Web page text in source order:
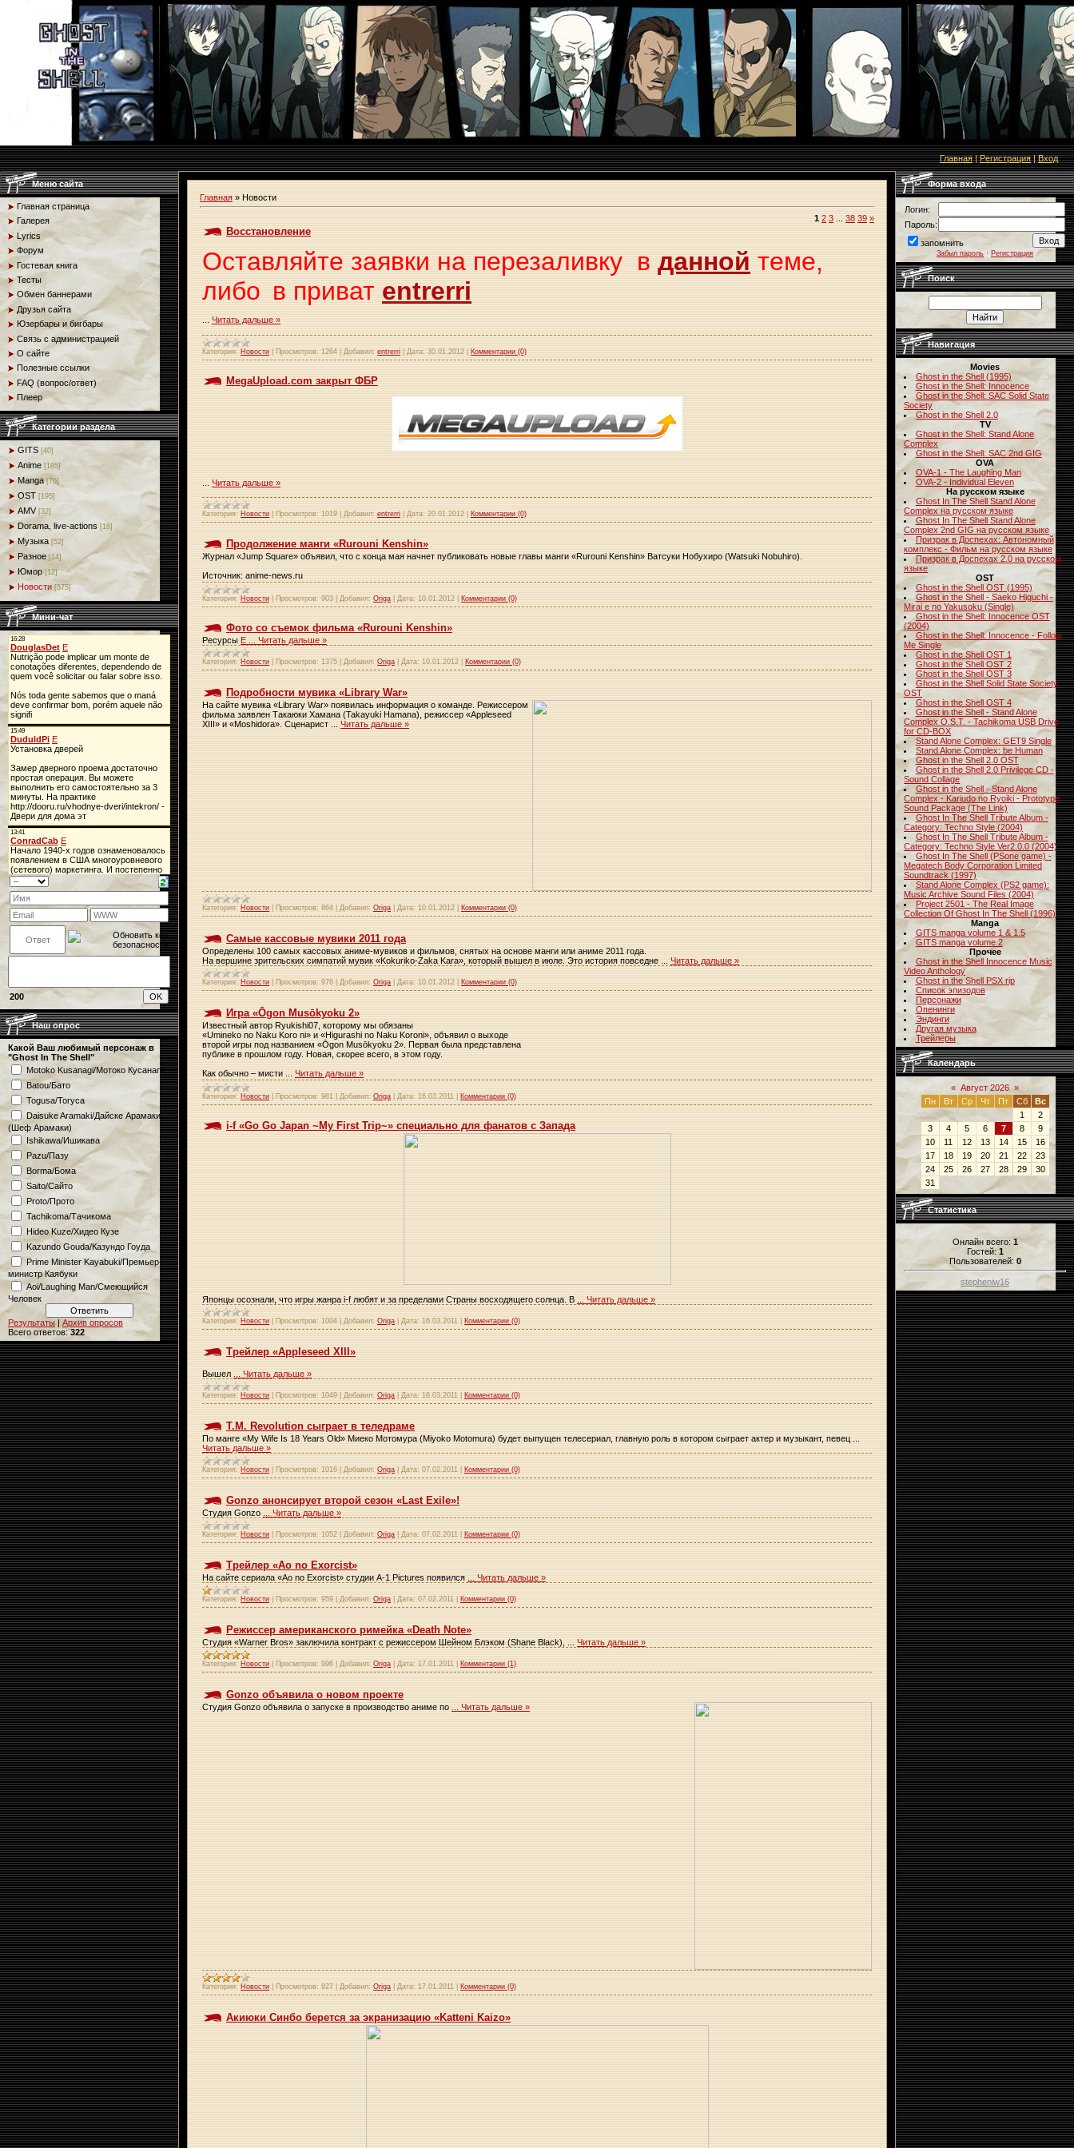
Главная|Регистрация|Вход
Меню сайта
Главная страница
Галерея
Lyrics
Форум
Гостевая книга
Тесты
Обмен баннерами
Друзья сайта
Юзербары и бигбары
Связь с администрацией
О сайте
Полезные ссылки
FAQ (вопрос/ответ)
Плеер
Категории раздела
GITS [40]
Anime [185]
Manga [76]
OST [195]
AMV [32]
Dorama, live-actions [18]
Музыка [52]
Разное [14]
Юмор [12]
Новости [575]
Мини-чат
200
Наш опрос
Какой Ваш любимый персонаж в
"Ghost In The Shell"
Motoko Kusanagi/Мотоко Кусанаги
Batou/Бато
Togusa/Тогуса
Daisuke Aramaki/Дайске Арамаки
(Шеф Арамаки)
Ishikawa/Ишикава
Pazu/Пазу
Borma/Бома
Saito/Сайто
Proto/Прото
Tachikoma/Тачикома
Hideo Kuze/Хидео Кузе
Kazundo Gouda/Казундо Гоуда
Prime Minister Kayabuki/Премьер-
министр Каябуки
Aoi/Laughing Man/Смеющийся
Человек
Результаты
Архив опросов
Всего ответов:322
Главная » Новости
1 2 3 38 39 »
Восстановление
Оставляйте заявки на перезаливку в данной теме,
либо в приват entrerri
Читать дальше »
Категория: Новости Просмотров: 1264 Добавил: entrerri Дата: 30.01.2012 Комментарии (0)
MegaUpload.com закрыт ФБР
Читать дальше »
Категория: Новости Просмотров: 1019 Добавил: entrerri Дата: 20.01.2012 Комментарии (0)
Продолжение манги «Rurouni Kenshin»
Журнал «Jump Square» объявил, что с конца мая начнет публиковать новые главы манги «Rurouni Kenshin» Ватсуки Нобухиро (Watsuki Nobuhiro).
Источник: anime-news.ru
Категория: Новости Просмотров: 903 Добавил: Origa Дата: 10.01.2012 Комментарии (0)
Фото со съемок фильма «Rurouni Kenshin»
Ресурсы E Читать дальше »
Категория: Новости Просмотров: 1375 Добавил: Origa Дата: 10.01.2012 Комментарии (0)
Подробности мувика «Library War»
На сайте мувика «Library War» появилась информация о команде. Режиссером
фильма заявлен Такаюки Хамана (Takayuki Hamana), режиссер «Appleseed
XIII» и «Moshidora». Сценарист
Читать дальше »
Категория: Новости Просмотров: 864 Добавил: Origa Дата: 10.01.2012 Комментарии (0)
Самые кассовые мувики 2011 года
Определены 100 самых кассовых аниме-мувиков и фильмов, снятых на основе манги или аниме 2011 года.
На вершине зрительских симпатий мувик «Kokuriko-Zaka Kara», который вышел в июле. Это история повседне
Читать дальше »
Категория: Новости Просмотров: 976 Добавил: Origa Дата: 10.01.2012 Комментарии (0)
Игра «Ōgon Musōkyoku 2»
Известный автор Ryukishi07, которому мы обязаны
«Umineko no Naku Koro ni» и «Higurashi no Naku Koroni», объявил о выходе
второй игры под названием «Ōgon Musōkyoku 2». Первая была представлена
публике в прошлом году. Новая, скорее всего, в этом году.
Как обычно – мисти
Читать дальше »
Категория: Новости Просмотров: 981 Добавил: Origa Дата: 16.03.2011 Комментарии (0)
i-f «Go Go Japan ~My First Trip~» специально для фанатов с Запада
Японцы осознали, что игры жанра i-f любят и за пределами Страны восходящего солнца. В Читать дальше »
Категория: Новости Просмотров: 1004 Добавил: Origa Дата: 16.03.2011 Комментарии (0)
Трейлер «Appleseed XIII»
Вышел Читать дальше »
Категория: Новости Просмотров: 1049 Добавил: Origa Дата: 16.03.2011 Комментарии (0)
T.M. Revolution сыграет в теледраме
По манге «My Wife Is 18 Years Old» Миеко Мотомура (Miyoko Motomura) будет выпущен телесериал, главную роль в котором сыграет актер и музыкант, певец
Читать дальше »
Категория: Новости Просмотров: 1016 Добавил: Origa Дата: 07.02.2011 Комментарии (0)
Gonzo анонсирует второй сезон «Last Exile»!
Студия Gonzo Читать дальше »
Категория: Новости Просмотров: 1052 Добавил: Origa Дата: 07.02.2011 Комментарии (0)
Трейлер «Ao no Exorcist»
На сайте сериала «Ao no Exorcist» студии A-1 Pictures появился Читать дальше »
Категория: Новости Просмотров: 959 Добавил: Origa Дата: 07.02.2011 Комментарии (0)
Режиссер американского римейка «Death Note»
Студия «Warner Bros» заключила контракт с режиссером Шейном Блэком (Shane Black), Читать дальше »
Категория: Новости Просмотров: 996 Добавил: Origa Дата: 17.01.2011 Комментарии (1)
Gonzo объявила о новом проекте
Студия Gonzo объявила о запуске в производство аниме по Читать дальше »
Категория: Новости Просмотров: 927 Добавил: Origa Дата: 17.01.2011 Комментарии (0)
Акиюки Синбо берется за экранизацию «Katteni Kaizo»
Форма входа
Логин:
Пароль:
запомнить
Забыл пароль · Регистрация
Поиск
Навигация
Movies
Ghost in the Shell (1995)
Ghost in the Shell: Innocence
Ghost in the Shell: SAC Solid State
Society
Ghost in the Shell 2.0
TV
Ghost in the Shell: Stand Alone
Complex
Ghost in the Shell: SAC 2nd GIG
OVA
OVA-1 - The Laughing Man
OVA-2 - Individual Eleven
На русском языке
Ghost In The Shell Stand Alone
Complex на русском языке
Ghost In The Shell Stand Alone
Complex 2nd GIG на русском языке
Призрак в Доспехах: Автономный
комплекс - Фильм на русском языке
Призрак в Доспехах 2.0 на русском
языке
OST
Ghost in the Shell OST (1995)
Ghost in the Shell - Saeko Higuchi -
Mirai e no Yakusoku (Single)
Ghost in the Shell: Innocence OST
(2004)
Ghost in the Shell: Innocence - Follow
Me Single
Ghost in the Shell OST 1
Ghost in the Shell OST 2
Ghost in the Shell OST 3
Ghost in the Shell Solid State Society
OST
Ghost in the Shell OST 4
Ghost in the Shell - Stand Alone
Complex O.S.T. - Tachikoma USB Drive
for CD-BOX
Stand Alone Complex: GET9 Single
Stand Alone Complex: be Human
Ghost in the Shell 2.0 OST
Ghost in the Shell 2.0 Privilege CD -
Sound Collage
Ghost in the Shell - Stand Alone
Complex - Kariudo no Ryoiki - Prototype
Sound Package (The Link)
Ghost In The Shell Tribute Album -
Category: Techno Style (2004)
Ghost In The Shell Tribute Album -
Category: Techno Style Ver2.0.0 (2004)
Ghost In The Shell (PSone game) -
Megatech Body Corporation Limited
Soundtrack (1997)
Stand Alone Complex (PS2 game):
Music Archive Sound Files (2004)
Project 2501 - The Real Image
Collection Of Ghost In The Shell (1996)
Manga
GITS manga volume 1 & 1.5
GITS manga volume 2
Прочее
Ghost in the Shell Innocence Music
Video Anthology
Ghost in the Shell PSX rip
Список эпизодов
Персонажи
Опенинги
Эндинги
Другая музыка
Трейлеры
Календарь
« Август 2026 »
Пн
Вт Ср Чт Пт Сб
Вс
1
2
3
4 5 6 7 8
9
10
11 12 13 14 15
16
17
18 19 20 21 22
23
24
25 26 27 28 29
30
31
Статистика
Онлайн всего: 1
Гостей: 1
Пользователей: 0
stepheniw16